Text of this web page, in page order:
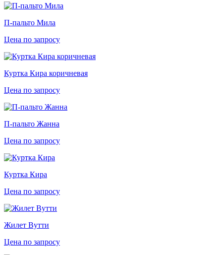
П-пальто Мила
Цена по запросу
Куртка Кира коричневая
Цена по запросу
П-пальто Жанна
Цена по запросу
Куртка Кира
Цена по запросу
Жилет Вутти
Цена по запросу